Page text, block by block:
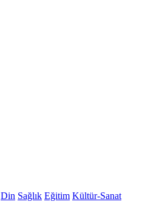
Din Sağlık Eğitim Kültür-Sanat